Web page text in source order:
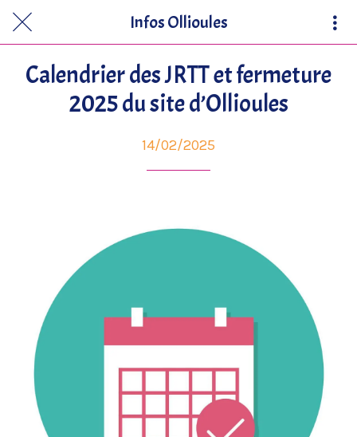
Infos Ollioules
Calendrier des JRTT et fermeture
2025 du site d’Ollioules
14/02/2025